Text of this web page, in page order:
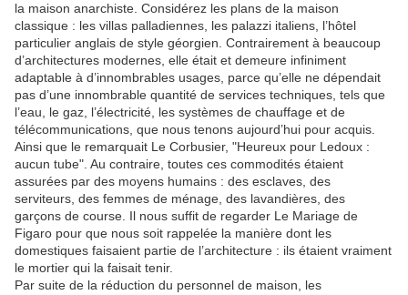
la maison anarchiste. Considérez les plans de la maison
classique : les villas palladiennes, les palazzi italiens, l’hôtel
particulier anglais de style géorgien. Contrairement à beaucoup
d’architectures modernes, elle était et demeure infiniment
adaptable à d’innombrables usages, parce qu’elle ne dépendait
pas d’une innombrable quantité de services techniques, tels que
l’eau, le gaz, l’électricité, les systèmes de chauffage et de
télécommunications, que nous tenons aujourd’hui pour acquis.
Ainsi que le remarquait Le Corbusier, "Heureux pour Ledoux :
aucun tube". Au contraire, toutes ces commodités étaient
assurées par des moyens humains : des esclaves, des
serviteurs, des femmes de ménage, des lavandières, des
garçons de course. Il nous suffit de regarder Le Mariage de
Figaro pour que nous soit rappelée la manière dont les
domestiques faisaient partie de l’architecture : ils étaient vraiment
le mortier qui la faisait tenir.
Par suite de la réduction du personnel de maison, les